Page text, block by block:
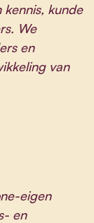
kunde
We
en
van
eigen
en